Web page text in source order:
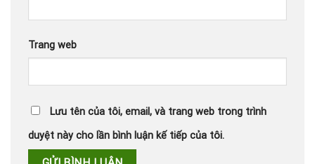
Trang web
Lưu tên của tôi, email, và trang web trong trình
duyệt này cho lần bình luận kế tiếp của tôi.